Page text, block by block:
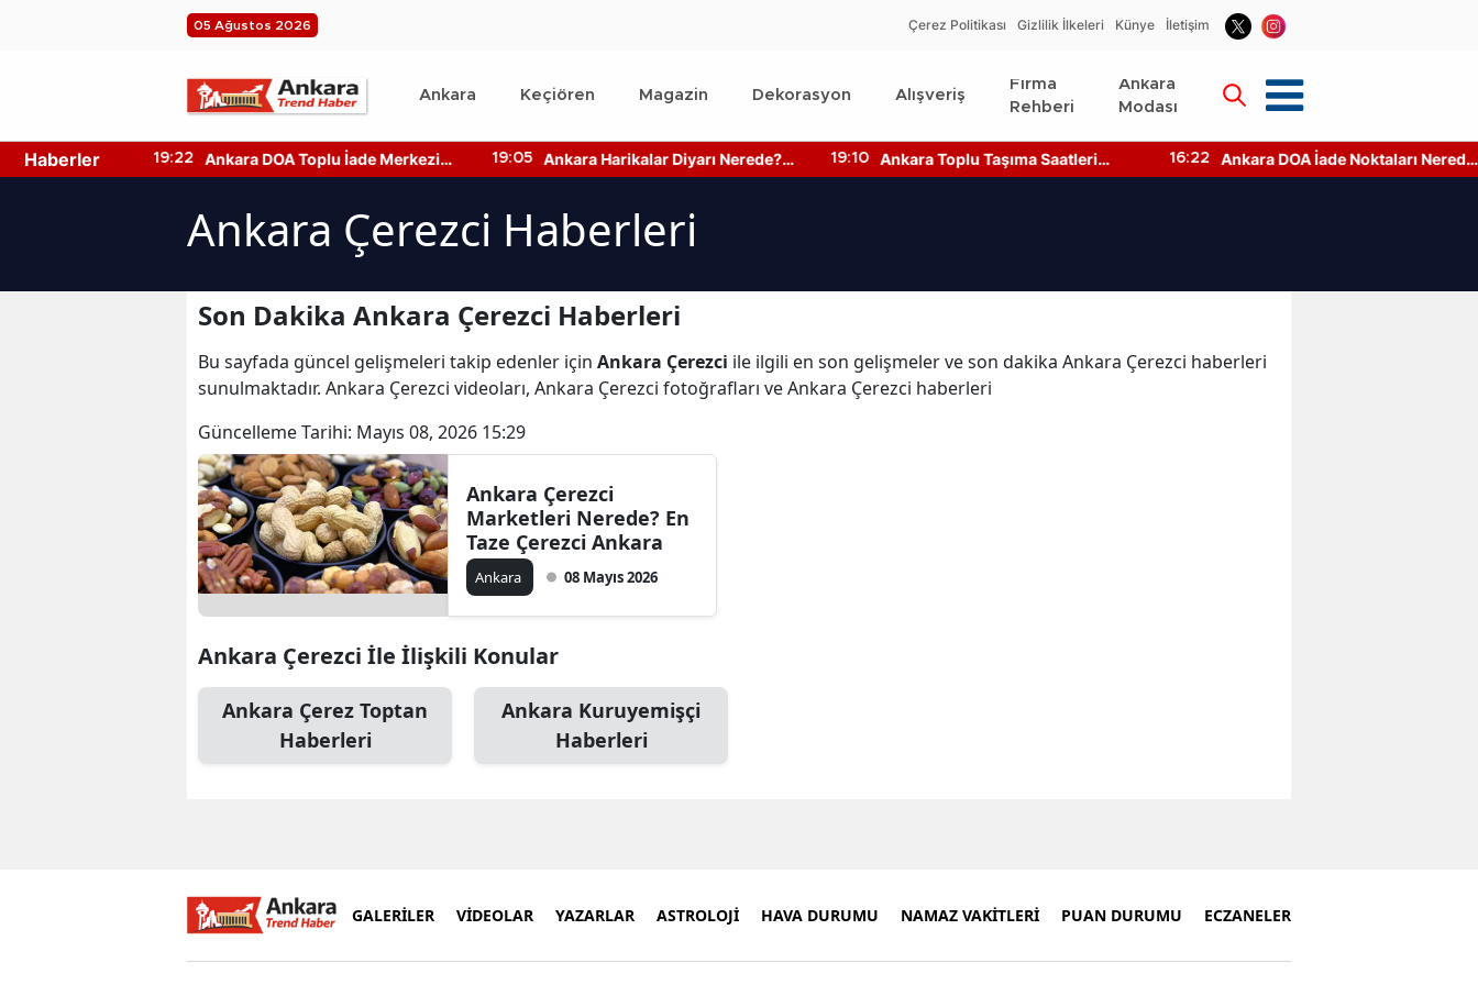
05 Ağustos 2026 Çerez Politikası Gizlilik İlkeleri Künye İletişim
Ankara Keçiören Magazin Dekorasyon Alışveriş
Firma
Rehberi
Ankara
Modası
Haberler
Yerler
19:22
Ankara DOA Toplu İade Merkezi
Nerede? Depozito Makinesi
19:05
Ankara Harikalar Diyarı Nerede?
Giriş Ücretleri Ne Kadar?
19:10
Ankara Toplu Taşıma Saatleri
Bilgisine Nasıl Ulaşılır?
16:22
Ankara DOA İade Noktaları Nerede?
Makineler Çalışıyor mu?
Ankara Çerezci Haberleri
Son Dakika Ankara Çerezci Haberleri
Bu sayfada güncel gelişmeleri takip edenler için Ankara Çerezci ile ilgili en son gelişmeler ve son dakika Ankara Çerezci haberleri
sunulmaktadır. Ankara Çerezci videoları, Ankara Çerezci fotoğrafları ve Ankara Çerezci haberleri
Güncelleme Tarihi: Mayıs 08, 2026 15:29
Ankara Çerezci
Marketleri Nerede? En
Taze Çerezci Ankara
Ankara 08 Mayıs 2026
Ankara Çerezci İle İlişkili Konular
Ankara Çerez Toptan
Haberleri
Ankara Kuruyemişçi
Haberleri
GALERİLER VİDEOLAR YAZARLAR ASTROLOJİ HAVA DURUMU NAMAZ VAKİTLERİ PUAN DURUMU ECZANELER